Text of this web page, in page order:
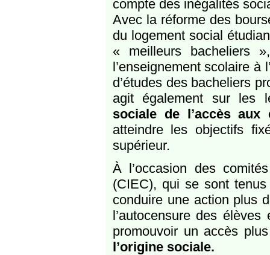
compte des inégalités
Avec la réforme des
du logement social
« meilleurs bacheliers
l’enseignement scolaire à
d’études des bacheliers
agit également sur les
sociale de l’accès aux
atteindre les objectifs
supérieur.
À l’occasion des
(CIEC), qui se sont
conduire une action plus
l’autocensure des
promouvoir un accès
l’origine sociale.